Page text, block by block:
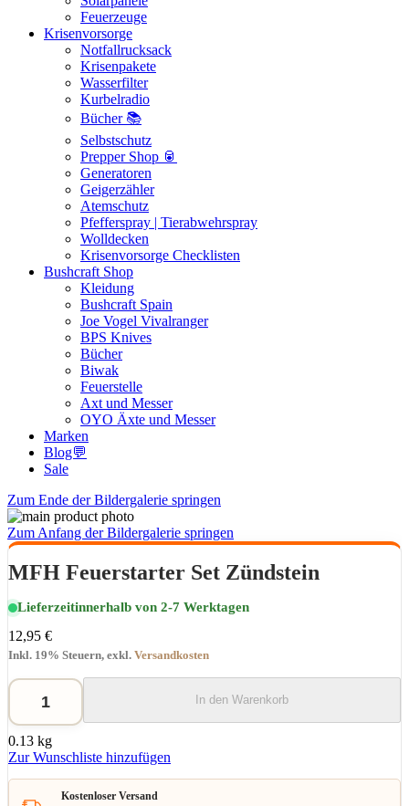
Feuerzeuge
Krisenvorsorge
Notfallrucksack
Krisenpakete
Wasserfilter
Kurbelradio
Bücher 📚
Selbstschutz
Prepper Shop 🥫
Generatoren
Geigerzähler
Atemschutz
Pfefferspray | Tierabwehrspray
Wolldecken
Krisenvorsorge Checklisten
Bushcraft Shop
Kleidung
Bushcraft Spain
Joe Vogel Vivalranger
BPS Knives
Bücher
Biwak
Feuerstelle
Axt und Messer
OYO Äxte und Messer
Marken
Blog💬
Sale
Zum Ende der Bildergalerie springen
Zum Anfang der Bildergalerie springen
MFH Feuerstarter Set Zündstein
Lieferzeitinnerhalb von 2-7 Werktagen
12,95 €
Inkl. 19% Steuern, exkl. Versandkosten
In den Warenkorb
0.13 kg
Zur Wunschliste hinzufügen
Kostenloser Versand